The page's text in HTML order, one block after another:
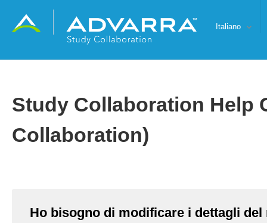
Italiano
Study Collaboration Help
Collaboration)
Ho bisogno di modificare i dettagli del